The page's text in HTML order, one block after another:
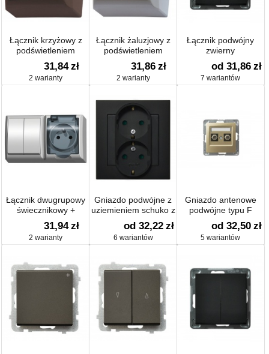
Łącznik krzyżowy z
podświetleniem
pomarańczowym
31,84 zł
2 warianty
Łącznik żaluzjowy z
podświetleniem
31,86 zł
2 warianty
Łącznik podwójny
zwierny
od 31,86 zł
7 wariantów
Łącznik dwugrupowy
świecznikowy +
Gniazdo pojedyncze
31,94 zł
2 warianty
Gniazdo podwójne z
uziemieniem schuko z
przesłonami
od 32,22 zł
6 wariantów
Gniazdo antenowe
podwójne typu F
od 32,50 zł
5 wariantów